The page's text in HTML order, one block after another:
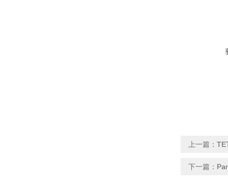
上一篇：
下一篇：